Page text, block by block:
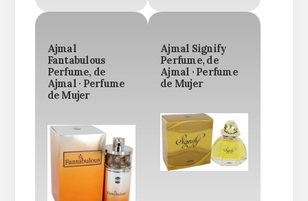
Ajmal
Fantabulous
Perfume, de
Ajmal · Perfume
de Mujer
Ajmal Signify
Perfume, de
Ajmal · Perfume
de Mujer